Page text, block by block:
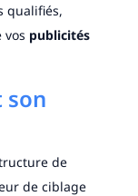
qualifiés,
publicités
son
de
de ciblage